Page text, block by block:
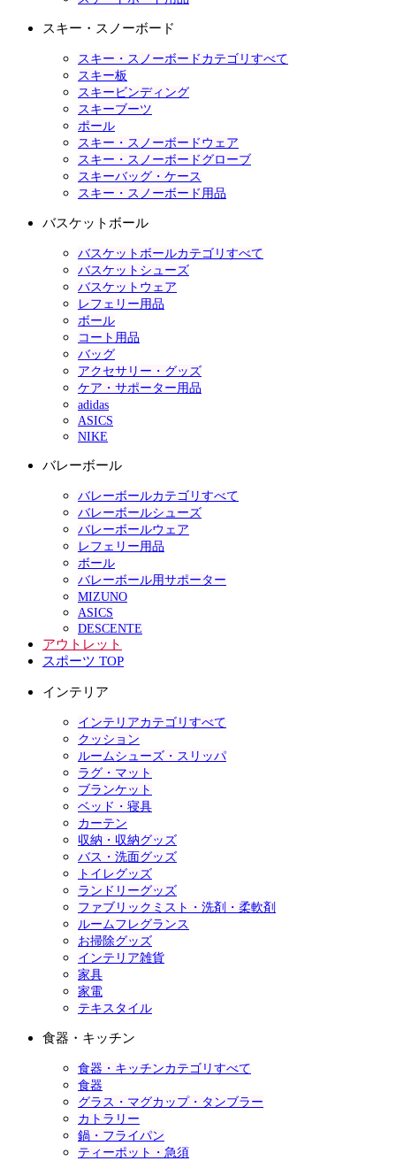
スキー・スノーボード
スキー・スノーボードカテゴリすべて
スキー板
スキービンディング
スキーブーツ
ポール
スキー・スノーボードウェア
スキー・スノーボードグローブ
スキーバッグ・ケース
スキー・スノーボード用品
バスケットボール
バスケットボールカテゴリすべて
バスケットシューズ
バスケットウェア
レフェリー用品
ボール
コート用品
バッグ
アクセサリー・グッズ
ケア・サポーター用品
adidas
ASICS
NIKE
バレーボール
バレーボールカテゴリすべて
バレーボールシューズ
バレーボールウェア
レフェリー用品
ボール
バレーボール用サポーター
MIZUNO
ASICS
DESCENTE
アウトレット
スポーツ TOP
インテリア
インテリアカテゴリすべて
クッション
ルームシューズ・スリッパ
ラグ・マット
ブランケット
ベッド・寝具
カーテン
収納・収納グッズ
バス・洗面グッズ
トイレグッズ
ランドリーグッズ
ファブリックミスト・洗剤・柔軟剤
ルームフレグランス
お掃除グッズ
インテリア雑貨
家具
家電
テキスタイル
食器・キッチン
食器・キッチンカテゴリすべて
食器
グラス・マグカップ・タンブラー
カトラリー
鍋・フライパン
ティーポット・急須